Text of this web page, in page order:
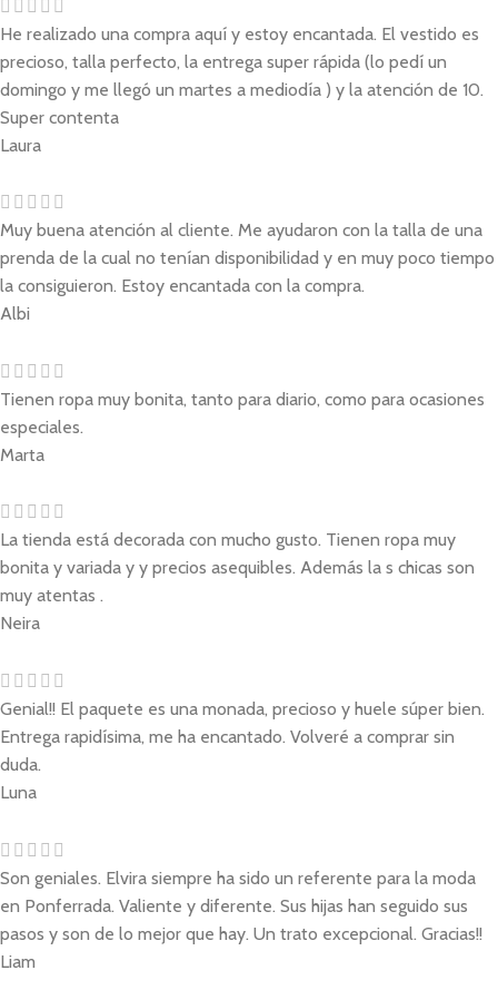
He realizado una compra aquí y estoy encantada. El vestido es
precioso, talla perfecto, la entrega super rápida (lo pedí un
domingo y me llegó un martes a mediodía ) y la atención de 10.
Super contenta
Laura
Muy buena atención al cliente. Me ayudaron con la talla de una
prenda de la cual no tenían disponibilidad y en muy poco tiempo
la consiguieron. Estoy encantada con la compra.
Albi
Tienen ropa muy bonita, tanto para diario, como para ocasiones
especiales.
Marta
La tienda está decorada con mucho gusto. Tienen ropa muy
bonita y variada y y precios asequibles. Además la s chicas son
muy atentas .
Neira
Genial!! El paquete es una monada, precioso y huele súper bien.
Entrega rapidísima, me ha encantado. Volveré a comprar sin
duda.
Luna
Son geniales. Elvira siempre ha sido un referente para la moda
en Ponferrada. Valiente y diferente. Sus hijas han seguido sus
pasos y son de lo mejor que hay. Un trato excepcional. Gracias!!
Liam